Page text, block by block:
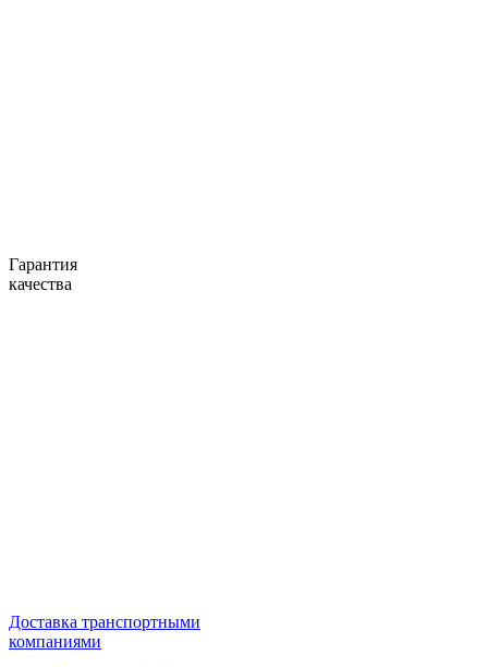
Гарантия
качества
Доставка транспортными
компаниями